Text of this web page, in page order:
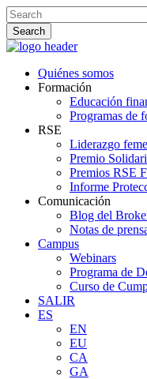
Skip
to
main
content
Search
Close
Menu
Quiénes somos
Formación
Educación
Programas de
RSE
Liderazgo
Premio
Premios RSE
Informe
Comunicación
Blog del
Notas de
Campus
Webinars
Programa de
Curso de
SALIR
ES
EN
EU
CA
GA